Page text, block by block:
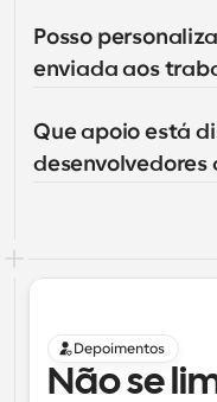
Posso
enviada aos
Que apoio está
Depoimentos
Não se